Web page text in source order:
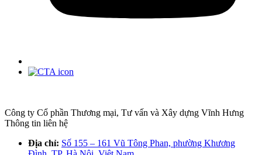
Công ty Cổ phần Thương mại, Tư vấn và Xây dựng Vĩnh Hưng
Thông tin liên hệ
Địa chỉ: Số 155 – 161 Vũ Tông Phan, phường Khương